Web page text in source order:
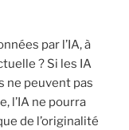
par l’IA, à
? Si les IA
ne peuvent pas
l’IA ne pourra
de l’originalité